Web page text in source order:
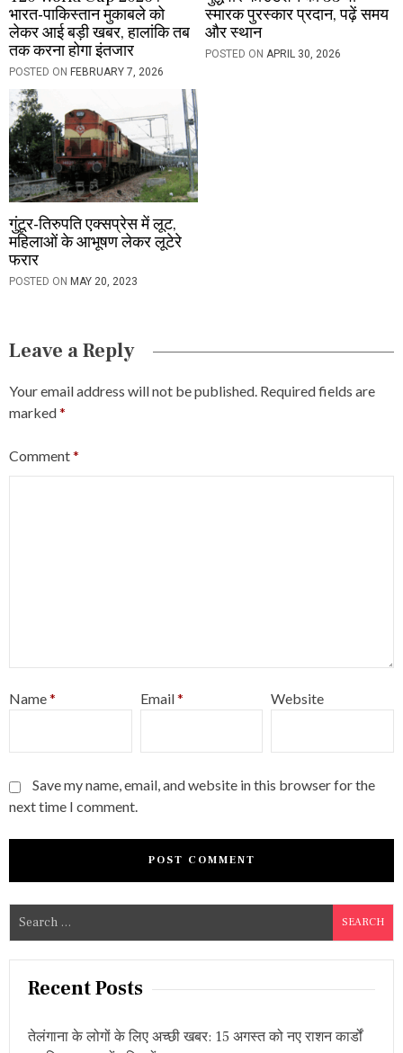
भारत-पाकिस्तान मुकाबले को
लेकर आई बड़ी खबर, हालांकि तब
तक करना होगा इंतजार
POSTED ON FEBRUARY 7, 2026
स्मारक पुरस्कार प्रदान, पढ़ें समय
और स्थान
POSTED ONAPRIL 30, 2026
गुंटूर-तिरुपति एक्सप्रेस में लूट,
महिलाओं के आभूषण लेकर लूटेरे
फरार
POSTED ON MAY 20, 2023
Leave a Reply
Your email address will not be published. Required fields are
marked*
Comment*
Name* Email* Website
Save my name, email, and website in this browser for the
next time I comment.
e
a
Recent Posts
तेलंगाना के लोगों के लिए अच्छी खबर: 15 अगस्त को नए राशन कार्डों